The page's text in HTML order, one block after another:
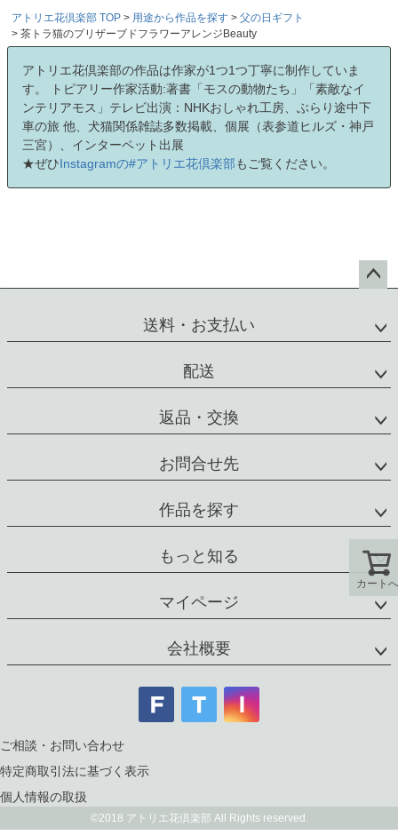
アトリエ花倶楽部 TOP
用途から作品を探す
父の日ギフト
茶トラ猫のプリザーブドフラワーアレンジBeauty
アトリエ花倶楽部の作品は作家が1つ1つ丁寧に制作していま
す。 トピアリー作家活動:著書「モスの動物たち」「素敵なイ
ンテリアモス」テレビ出演：NHKおしゃれ工房、ぶらり途中下
車の旅 他、犬猫関係雑誌多数掲載、個展（表参道ヒルズ・神戸
三宮）、インターペット出展
★ぜひInstagramの#アトリエ花倶楽部もご覧ください。
ップ
送料・お支払い
配送
返品・交換
お問合せ先
作品を探す
もっと知る
マイページ
会社概要
ご相談・お問い合わせ
特定商取引法に基づく表示
個人情報の取扱
©2018 アトリエ花倶楽部 All Rights reserved.
カートへ